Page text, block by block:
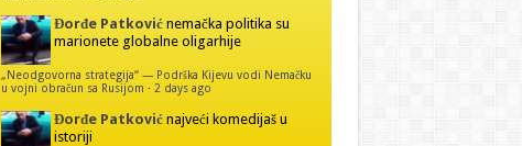
Đorđe Patković nemačka politika su
marionete globalne oligarhije
„Neodgovorna strategija“ — Podrška Kijevu vodi Nemačku
u vojni obračun sa Rusijom · 2 days ago
Đorđe Patković najveći komedijaš u
istoriji